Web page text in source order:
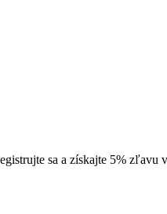
sa a získajte 5% zľavu